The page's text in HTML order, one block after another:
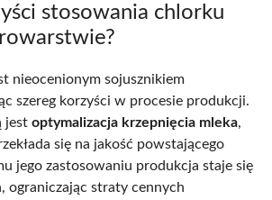
stosowania chlorku
nieocenionym sojusznikiem
szereg korzyści w procesie produkcji.
jest optymalizacja krzepnięcia mleka,
się na jakość powstającego
jego zastosowaniu produkcja staje się
ograniczając straty cennych